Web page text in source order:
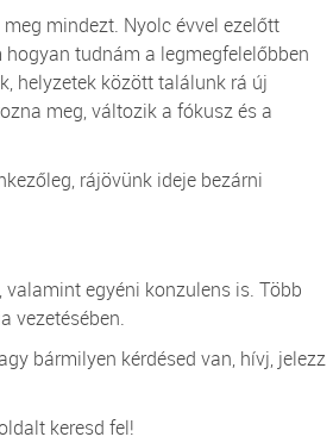
mindezt. Nyolc évvel ezelőtt
tudnám a legmegfelelőbben
helyzetek között találunk rá új
meg, változik a fókusz és a
rájövünk ideje bezárni
egyéni konzulens is. Több
vezetésében.
bármilyen kérdésed van, hívj, jelezz
keresd fel!